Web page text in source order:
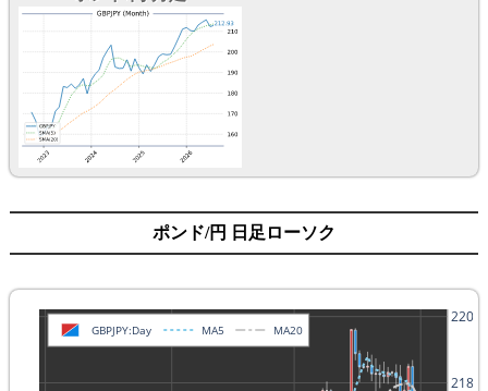
ポンド/円 日足ローソク
218
220
GBPJPY:Day MA5 MA20